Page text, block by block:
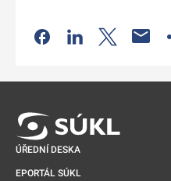
Odkaz se otevře na
Odkaz seOdkaz
ÚŘEDNÍ DESKA
EPORTÁL SÚKL